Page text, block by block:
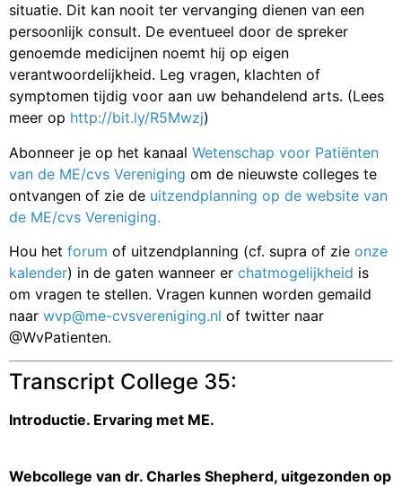
situatie. Dit kan nooit ter vervanging dienen van een
persoonlijk consult. De eventueel door de spreker
genoemde medicijnen noemt hij op eigen
verantwoordelijkheid. Leg vragen, klachten of
symptomen tijdig voor aan uw behandelend arts. (Lees
meer op http://bit.ly/R5Mwzj)
Abonneer je op het kanaal Wetenschap voor Patiënten
van de ME/cvs Vereniging om de nieuwste colleges te
ontvangen of zie de uitzendplanning op de website van
de ME/cvs Vereniging.
Hou het forum of uitzendplanning (cf. supra of zie onze
kalender) in de gaten wanneer er chatmogelijkheid is
om vragen te stellen. Vragen kunnen worden gemaild
naar wvp@me-cvsvereniging.nl of twitter naar
@WvPatienten.
Transcript College 35:
Introductie. Ervaring met ME.
Webcollege van dr. Charles Shepherd, uitgezonden op